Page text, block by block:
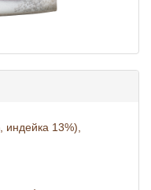
индейка 13%),